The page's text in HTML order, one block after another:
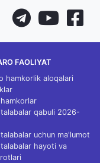
FAOLIYAT
hamkorlik aloqalari
qabuli 2026-
uchun ma'lumot
hayoti va